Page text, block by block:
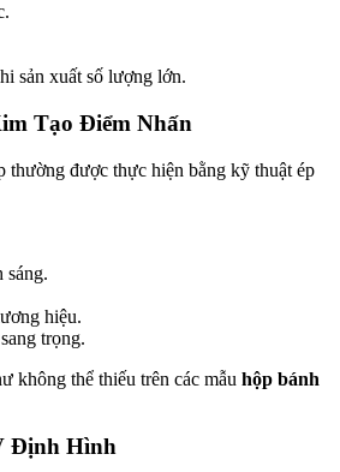
sản xuất số lượng lớn.
Tạo Điểm Nhấn
thường được thực hiện bằng kỹ thuật ép
sáng.
hiệu.
trọng.
không thể thiếu trên các mẫu hộp bánh
Định Hình